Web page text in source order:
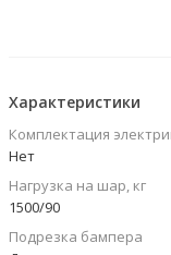
Характеристики
Комплектация
Нет
Нагрузка на шар, кг
1500/90
Подрезка бампера